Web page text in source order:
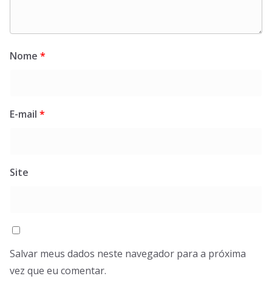
Nome *
E-mail *
Site
Salvar meus dados neste navegador para a próxima
vez que eu comentar.